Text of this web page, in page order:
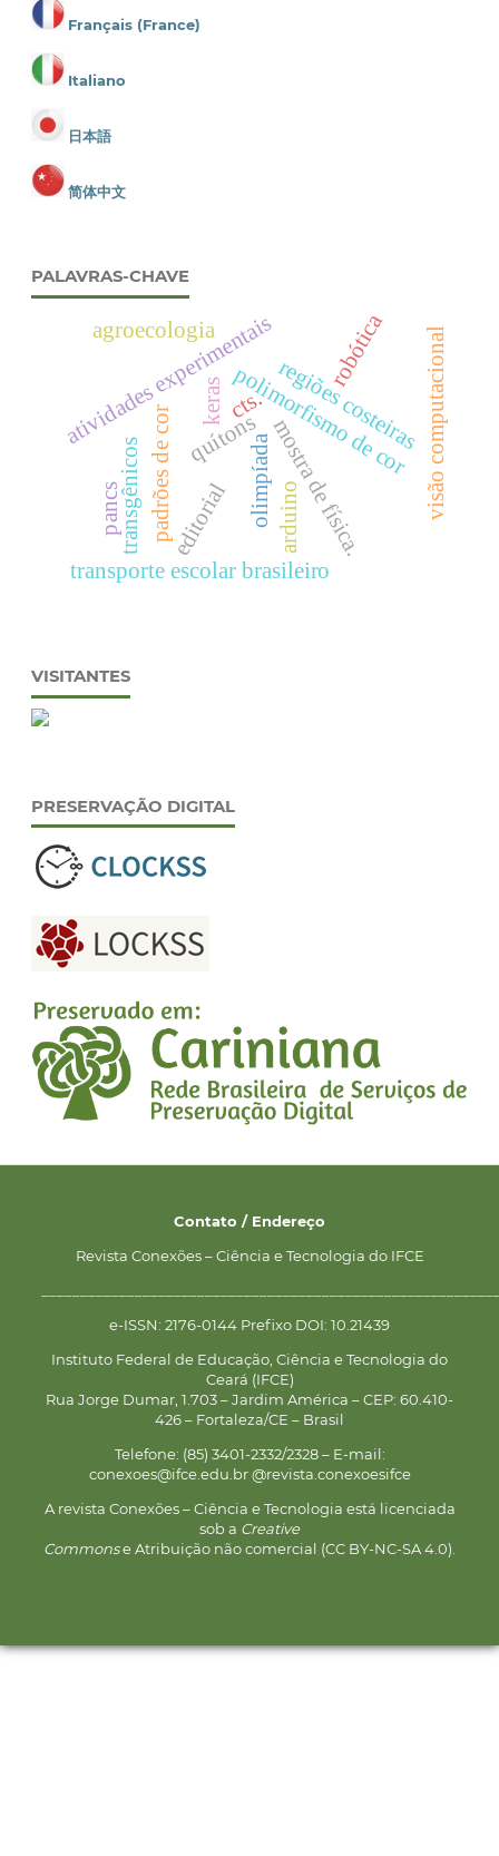
Français (France)
Italiano
日本語
简体中文
PALAVRAS-CHAVE
editorial
padrões de cor
atividades experimentais
mostra de física.
transporte escolar brasileiro
polimorfismo de cor
quítons regiões costeiras
olimpíada
robótica visão computacional
keras
transgênicos
cts.
agroecologia
arduino
pancs
VISITANTES
PRESERVAÇÃO DIGITAL
Contato / Endereço
Revista Conexões – Ciência e Tecnologia do IFCE
e-ISSN: 2176-0144 Prefixo DOI: 10.21439
Instituto Federal de Educação, Ciência e Tecnologia do
Ceará (IFCE)
Rua Jorge Dumar, 1.703 – Jardim América – CEP: 60.410-
426 – Fortaleza/CE – Brasil
Telefone: (85) 3401-2332/2328 – E-mail:
conexoes@ifce.edu.br @revista.conexoesifce
A revista Conexões – Ciência e Tecnologia está licenciada
sob a Creative
Commonse Atribuição não comercial (CC BY-NC-SA 4.0).